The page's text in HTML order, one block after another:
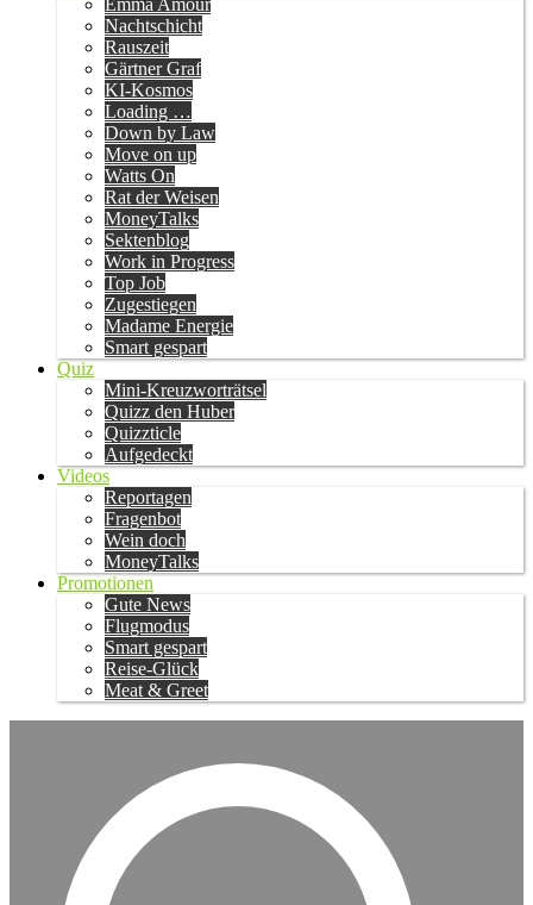
Emma Amour
Nachtschicht
Rauszeit
Gärtner Graf
KI-Kosmos
Loading …
Down by Law
Move on up
Watts On
Rat der Weisen
MoneyTalks
Sektenblog
Work in Progress
Top Job
Zugestiegen
Madame Energie
Smart gespart
Quiz
Mini-Kreuzworträtsel
Quizz den Huber
Quizzticle
Aufgedeckt
Videos
Reportagen
Fragenbot
Wein doch
MoneyTalks
Promotionen
Gute News
Flugmodus
Smart gespart
Reise-Glück
Meat & Greet